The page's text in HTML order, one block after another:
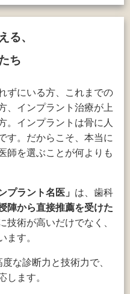
る、
ち
ずにいる方、これまでの
、インプラント治療が上
。インプラントは骨に人
す。だからこそ、本当に
師を選ぶことが何よりも
プラント名医」 は、歯科
陣から直接推薦を受けた
技術が高いだけでなく、
ます。
度な診断力と技術力で、
します。